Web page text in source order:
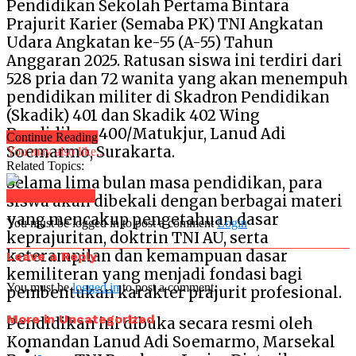
Pendidikan Sekolah Pertama Bintara
Prajurit Karier (Semaba PK) TNI Angkatan
Udara Angkatan ke-55 (A-55) Tahun
Anggaran 2025. Ratusan siswa ini terdiri dari
528 pria dan 72 wanita yang akan menempuh
pendidikan militer di Skadron Pendidikan
(Skadik) 401 dan Skadik 402 Wing
Pendidikan 400/Matukjur, Lanud Adi
Soemarmo, Surakarta.
Selama lima bulan masa pendidikan, para
siswa akan dibekali dengan berbagai materi
yang mencakup pengetahuan dasar
keprajuritan, doktrin TNI AU, serta
keterampilan dan kemampuan dasar
kemiliteran yang menjadi fondasi bagi
pembentukan karakter prajurit profesional.
Pendidikan ini dibuka secara resmi oleh
Komandan Lanud Adi Soemarmo, Marsekal
Continue Reading
You may also like...
Related Topics:
You must be logged in to post a commentLogin
Leave a Reply
You must belogged into post a comment.
More in Uncategorized